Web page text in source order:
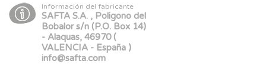
Información del fabricante
SAFTA S.A. , Poligono del
Bobalor s/n (P.O. Box 14)
- Alaquas, 46970 (
VALENCIA - España )
info@safta.com